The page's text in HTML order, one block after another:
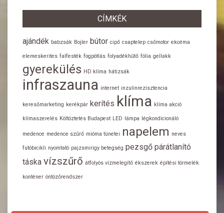
CÍMKÉK
ajándék babzsák Bojler bútor cipő csaptelep csőmotor ekcéma
elemeskerites falfesték fogpótlás folyadékhűtő fólia gellakk
gyerekülés HD klíma hátizsák
infraszauna internet inzulinrezisztencia
keresőmarketing kerékpár kerítés klíma klíma akció
klímaszerelés Költöztetés Budapest LED lámpa légkondicionáló
medence medence szűrő mióma tünetei napelem neves
futóbicikli nyomtató pajzsmirigy betegség pezsgő párátlanító
táska vízszűrő átfolyós vízmelegítő ékszerek építési törmelék
konténer öntözőrendszer